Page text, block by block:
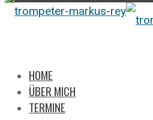
HOME
ÜBER MICH
TERMINE